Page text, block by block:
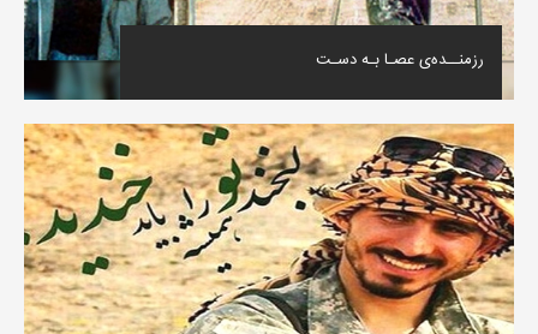
رزمنــده‌ی عصـا بـه دسـت